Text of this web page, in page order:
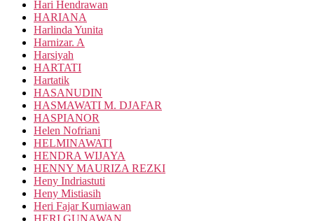
Hari Hendrawan
HARIANA
Harlinda Yunita
Harnizar. A
Harsiyah
HARTATI
Hartatik
HASANUDIN
HASMAWATI M. DJAFAR
HASPIANOR
Helen Nofriani
HELMINAWATI
HENDRA WIJAYA
HENNY MAURIZA REZKI
Heny Indriastuti
Heny Mistiasih
Heri Fajar Kurniawan
HERI GUNAWAN